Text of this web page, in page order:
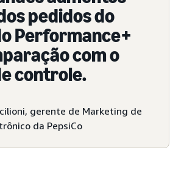
pedidos do
Performance+
com o
controle.
gerente de Marketing de
da PepsiCo